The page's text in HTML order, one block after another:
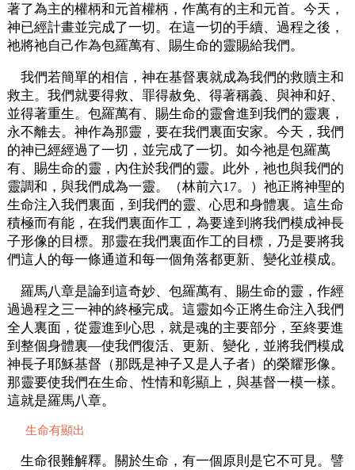
著了為主的權柄和元首權柄，作萬有的主和元首。今天，
神已經計畫並完成了一切。在這一切的手續、過程之後，
祂將祂自己作為包羅萬有、賜生命的靈賜給我們。
我們若簡單的相信，神在基督裏就成為我們的救贖主和
救主。我們就要得救、罪得赦免、得著稱義、與神和好、
並得著重生。包羅萬有、賜生命的靈會進到我們的靈裏，
永不離去。神作為那靈，要在我們裏面安家。今天，我們
的神已經經過了一切，並完成了一切。如今祂是包羅萬
有、賜生命的靈，內住於我們的靈。此外，祂也與我們的
靈調和，與我們成為一靈。（林前六17。）祂正將神聖的
生命注入我們裏面，到我們的靈、心思和身體裏。這生命
積極而有能，在我們裏面作工，為要達到將我們模成神長
子形像的目標。那靈在我們裏面作工的目標，乃是要將我
們這人的每一條通道和每一個角落都更新、變化並模成。
羅馬八章是論到這奇妙、包羅萬有、賜生命的靈，作經
過過程之三一神的終極完成。這靈如今正將生命注入我們
全人裏面，從靈進到心思，就是魂的主要部分，至終要進
到整個身體裏—使我們復活、更新、變化，並將我們模成
神長子耶穌基督（那既是神子又是人子者）的榮耀形像。
那靈要使我們在生命、性情和彰顯上，與基督一模一樣。
這就是羅馬八章。
生命有顯出
生命很難解釋。關於生命，有一個原則是它不可見。譬